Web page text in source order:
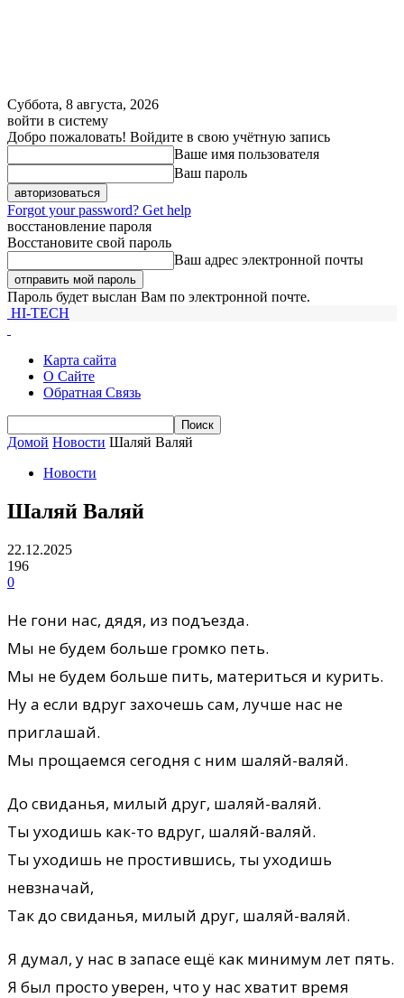
Суббота, 8 августа, 2026
войти в систему
Добро пожаловать! Войдите в свою учётную запись
Ваше имя пользователя
Ваш пароль
Forgot your password? Get help
восстановление пароля
Восстановите свой пароль
Ваш адрес электронной почты
Пароль будет выслан Вам по электронной почте.
HI-TECH
Карта сайта
О Сайте
Обратная Связь
Домой Новости Шаляй Валяй
Новости
Шаляй Валяй
22.12.2025
196
0
Не гони нас, дядя, из подъезда.
Мы не будем больше громко петь.
Мы не будем больше пить, материться и курить.
Ну а если вдруг захочешь сам, лучше нас не
приглашай.
Мы прощаемся сегодня с ним шаляй-валяй.
До свиданья, милый друг, шаляй-валяй.
Ты уходишь как-то вдруг, шаляй-валяй.
Ты уходишь не простившись, ты уходишь
невзначай,
Так до свиданья, милый друг, шаляй-валяй.
Я думал, у нас в запасе ещё как минимум лет пять.
Я был просто уверен, что у нас хватит время